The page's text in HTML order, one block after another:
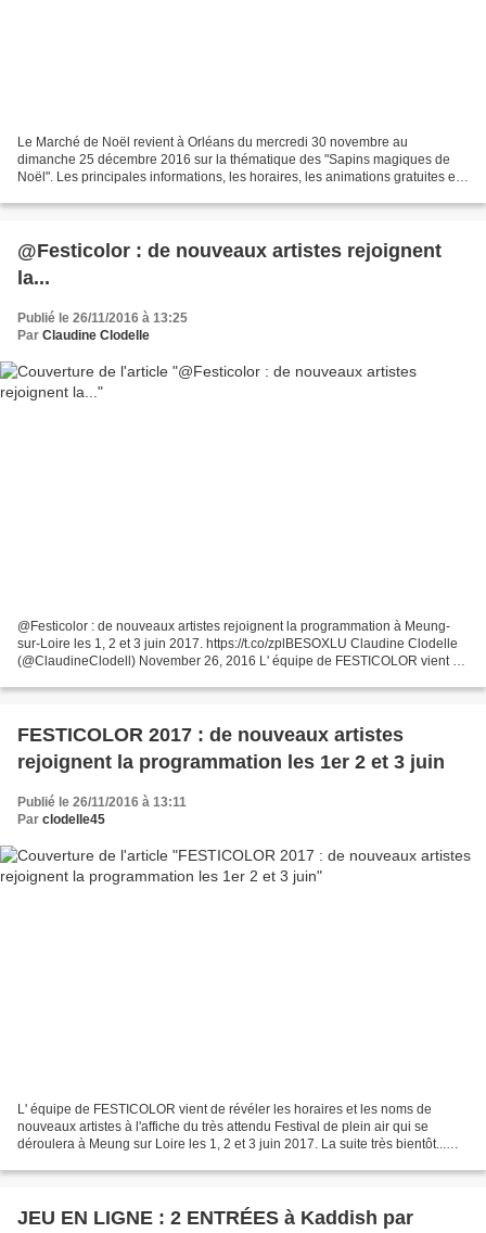
Le Marché de Noël revient à Orléans du mercredi 30 novembre au
dimanche 25 décembre 2016 sur la thématique des "Sapins magiques de
Noël". Les principales informations, les horaires, les animations gratuites et
@Festicolor : de nouveaux artistes rejoignent
la...
Publié le 26/11/2016 à 13:25
Par Claudine Clodelle
@Festicolor : de nouveaux artistes rejoignent la programmation à Meung-
sur-Loire les 1, 2 et 3 juin 2017. https://t.co/zplBESOXLU Claudine Clodelle
(@ClaudineClodell) November 26, 2016 L' équipe de FESTICOLOR vient de
FESTICOLOR 2017 : de nouveaux artistes
rejoignent la programmation les 1er 2 et 3 juin
Publié le 26/11/2016 à 13:11
Par clodelle45
L' équipe de FESTICOLOR vient de révéler les horaires et les noms de
nouveaux artistes à l'affiche du très attendu Festival de plein air qui se
déroulera à Meung sur Loire les 1, 2 et 3 juin 2017. La suite très bientôt...
JEU EN LIGNE : 2 ENTRÉES à Kaddish par